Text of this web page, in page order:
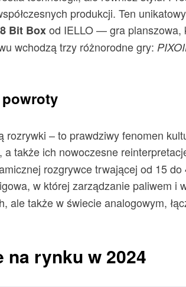
produkcji. Ten
8 Bit Boxod IELLO — gra planszowa,
wchodzą trzy różnorodne gry:
rozrywki – to prawdziwy fenomen
także ich nowoczesne
rozgrywce trwającej od 15
w której zarządzanie paliwem i
ale także w świecie analogowym,
na rynku w 2024